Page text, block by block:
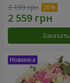
3 199 грн
Заказать